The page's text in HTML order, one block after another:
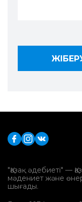
"Қазақ әдебиеті" —
мәдениет және
шығады.